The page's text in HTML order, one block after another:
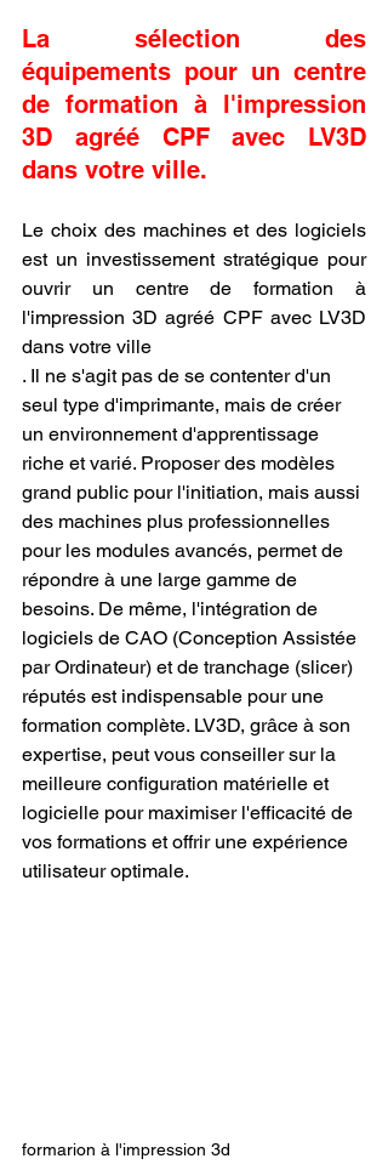
La sélection des
équipements pour un centre
de formation à l'impression
3D agréé CPF avec LV3D
dans votre ville.
Le choix des machines et des logiciels
est un investissement stratégique pour
ouvrir un centre de formation à
l'impression 3D agréé CPF avec LV3D
dans votre ville
. Il ne s'agit pas de se contenter d'un
seul type d'imprimante, mais de créer
un environnement d'apprentissage
riche et varié. Proposer des modèles
grand public pour l'initiation, mais aussi
des machines plus professionnelles
pour les modules avancés, permet de
répondre à une large gamme de
besoins. De même, l'intégration de
logiciels de CAO (Conception Assistée
par Ordinateur) et de tranchage (slicer)
réputés est indispensable pour une
formation complète. LV3D, grâce à son
expertise, peut vous conseiller sur la
meilleure configuration matérielle et
logicielle pour maximiser l'efficacité de
vos formations et offrir une expérience
utilisateur optimale.
formarion à l'impression 3d